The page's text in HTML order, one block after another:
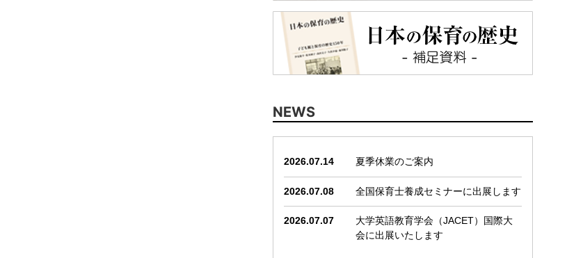
NEWS
2026.07.14 夏季休業のご案内
2026.07.08 全国保育士養成セミナーに出展します
2026.07.07
大学英語教育学会（JACET）国際大
会に出展いたします